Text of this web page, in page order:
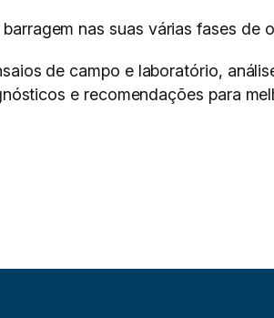
nas suas várias fases de
de campo e laboratório,
e recomendações para